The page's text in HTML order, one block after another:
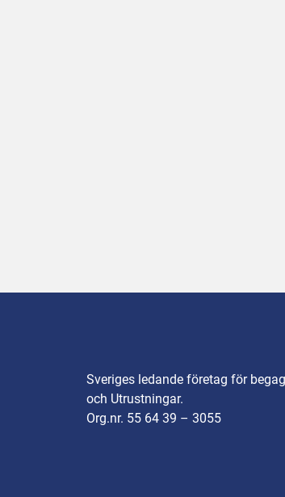
Sveriges ledande företag för
och Utrustningar.
Org.nr. 55 64 39 – 3055